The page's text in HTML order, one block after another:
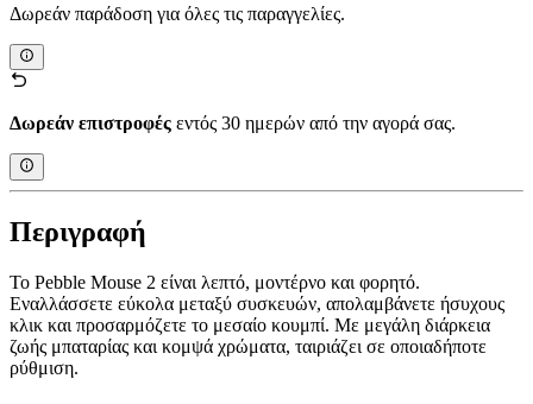
Δωρεάν παράδοση για όλες τις παραγγελίες.
Δωρεάν επιστροφές εντός 30 ημερών από την αγορά σας.
Περιγραφή
Το Pebble Mouse 2 είναι λεπτό, μοντέρνο και φορητό.
Εναλλάσσετε εύκολα μεταξύ συσκευών, απολαμβάνετε ήσυχους
κλικ και προσαρμόζετε το μεσαίο κουμπί. Με μεγάλη διάρκεια
ζωής μπαταρίας και κομψά χρώματα, ταιριάζει σε οποιαδήποτε
ρύθμιση.